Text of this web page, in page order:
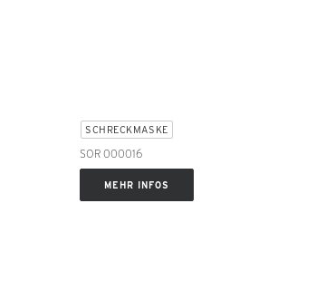
SCHRECKMASKE
SOR 000016
MEHR INFOS